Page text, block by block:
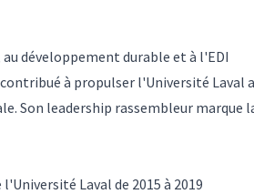
développement durable et à l'EDI
à propulser l'Université
Son leadership rassembleur marque
Laval de 2015 à 2019